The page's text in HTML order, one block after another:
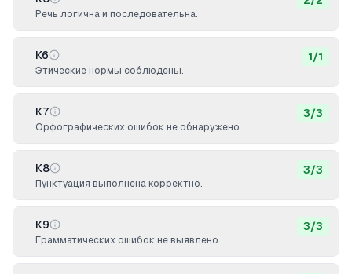
Речь логична и последовательна.
К6
Этические нормы соблюдены.
1/1
К7
Орфографических ошибок не обнаружено.
3/3
К8
Пунктуация выполнена корректно.
3/3
К9
Грамматических ошибок не выявлено.
3/3